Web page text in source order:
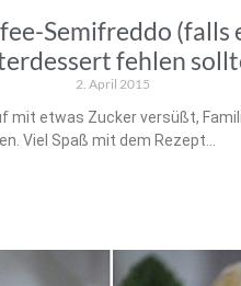
Semifreddo (falls
fehlen
2. April 2015
mit etwas Zucker versüßt,
Viel Spaß mit dem Rezept…